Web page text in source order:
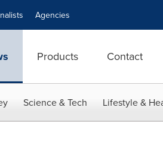
Agencies
Products Contact
Science & Tech Lifestyle &